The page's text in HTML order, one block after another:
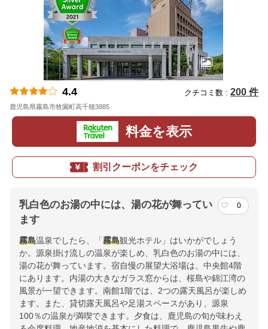
4.4 クチコミ数 : 200 件
鹿児島県霧島市牧園町高千穂3885
料金を表示
割引クーポンをチェック
乳白色のお湯の中には、湯の花が舞ってい
ます
0
霧島温泉でしたら、「 霧島観光ホテル」はいかがでしょう
か。源泉掛け流しの温泉が楽しめ、乳白色のお湯の中には、
湯の花が舞っています。宿自慢の展望大浴場は、中央館4階
にあります。内湯の大きなガラス窓からは、桜島や錦江湾の
風景が一望できます。南館1階では、2つの露天風呂が楽しめ
ます。また、貸切露天風呂や足湯スペースがあり、源泉
100％の温泉が満喫できます。夕食は、鹿児島の旬が味わえ